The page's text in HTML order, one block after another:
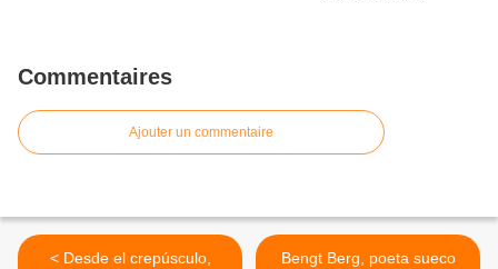
Commentaires
Ajouter un commentaire
< Desde el crepúsculo,
Bengt Berg, poeta sueco